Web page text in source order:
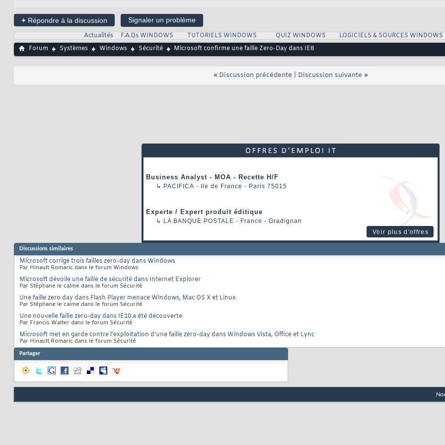
+ Répondre à la discussion
Signaler un problème
Actualités
F.A.Qs WINDOWS TUTORIELS WINDOWS QUIZ WINDOWS LOGICIELS & SOURCES WINDOWS
Forum
Systèmes Windows Sécurité Microsoft confirme une faille Zero-Day dans IE8
« Discussion précédente Discussion suivante »
Business Analyst - MOA - Recette H/F
↳ PACIFICA - Ile de France - Paris 75015
Experte / Expert produit éditique
↳ LA BANQUE POSTALE - France - Gradignan
Voir plus d'offres
Discussions similaires
Microsoft corrige trois failles zero-day dans Windows
Par Hinault Romaric dans le forum Windows
Microsoft dévoile une faille de sécurité dans Internet Explorer
Par Stéphane le calme dans le forum Sécurité
Une faille zero day dans Flash Player menace Windows, Mac OS X et Linux
Par Stéphane le calme dans le forum Sécurité
Une nouvelle faille zero-day dans IE10 a été découverte
Par Francis Walter dans le forum Sécurité
Microsoft met en garde contre l’exploitation d’une faille zero-day dans Windows Vista, Office et Lync
Par Hinault Romaric dans le forum Sécurité
Partager